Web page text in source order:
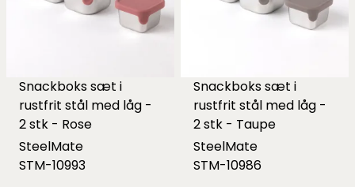
Snackboks sæt i
rustfrit stål med låg -
2 stk - Rose
SteelMate
STM-10993
Snackboks sæt i
rustfrit stål med låg -
2 stk - Taupe
SteelMate
STM-10986